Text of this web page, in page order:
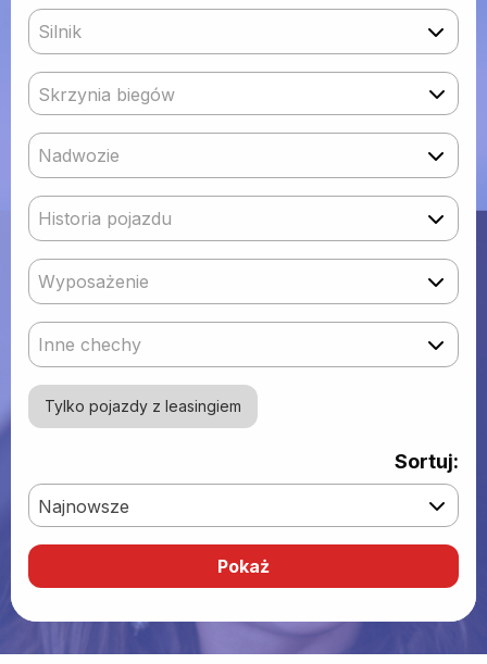
Silnik
Skrzynia biegów
Nadwozie
Historia pojazdu
Wyposażenie
Inne chechy
Tylko pojazdy z leasingiem
Sortuj:
Najnowsze